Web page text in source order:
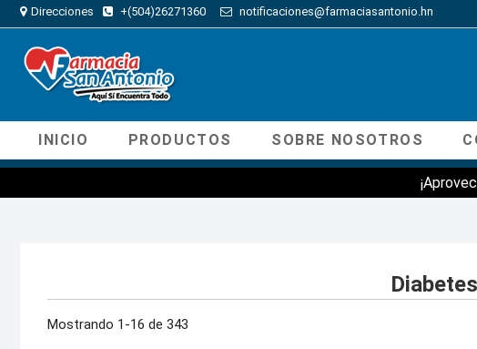
Direcciones +(504)26271360 notificaciones@farmaciasantonio.hn
INICIO PRODUCTOS SOBRE NOSOTROS
Diabetes
Mostrando 1-16 de 343